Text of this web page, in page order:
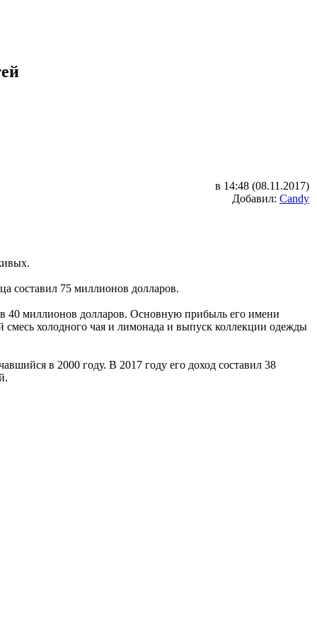
в 14:48 (08.11.2017)
Добавил: Candy
составил 75 миллионов долларов.
40 миллионов долларов. Основную прибыль его имени
холодного чая и лимонада и выпуск коллекции одежды
в 2000 году. В 2017 году его доход составил 38